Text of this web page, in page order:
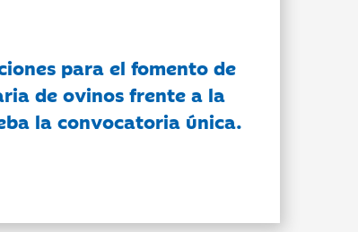
para el fomento de
de ovinos frente a la
la convocatoria única.